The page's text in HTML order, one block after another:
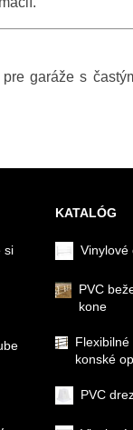
garáže s
si
KATALÓG
Vinylové
PVC
kone
konské
PVC